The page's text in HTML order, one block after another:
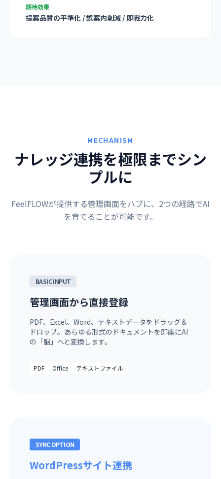
期待効果
提案品質の平準化 / 誤案内削減 / 即戦力化
MECHANISM
ナレッジ連携を極限までシン
プルに
FeelFLOWが提供する管理画面をハブに、2つの経路でAI
を育てることが可能です。
BASIC INPUT
管理画面から直接登録
PDF、Excel、Word、テキストデータをドラッグ＆
ドロップ。あらゆる形式のドキュメントを即座にAI
の「脳」へと変換します。
PDF Office テキストファイル
SYNC OPTION
WordPressサイト連携